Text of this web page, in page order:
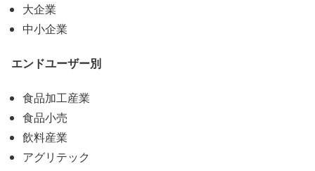
大企業
中小企業
エンドユーザー別
食品加工産業
食品小売
飲料産業
アグリテック